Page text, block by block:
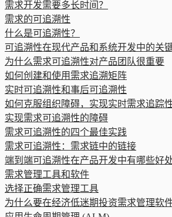
需求开发需要多长时间？
需求的可追溯性
什么是可追溯性？
可追溯性在现代产品和系统开发中的关
为什么需求可追溯性对产品团队很重要
如何创建和使用需求追溯矩阵
实时可追溯性和事后可追溯性
如何克服组织障碍，实现实时需求追踪
实现需求可追溯性的障碍
需求可追溯性的四个最佳实践
需求可追溯性：需求链中的链接
端到端可追溯性在产品开发中有哪些好
需求管理工具和软件
选择正确需求管理工具
为什么要在经济低迷期投资需求管理软件